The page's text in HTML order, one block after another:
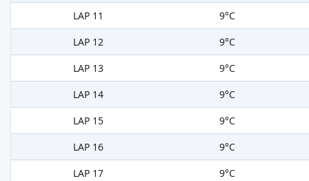
LAP 11
9°C
LAP 12
9°C
LAP 13
9°C
LAP 14
9°C
LAP 15
9°C
LAP 16
9°C
LAP 17
9°C